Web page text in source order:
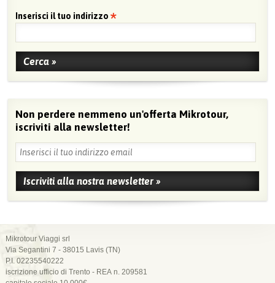
Inserisci il tuo indirizzo
Non perdere nemmeno un'offerta Mikrotour,
iscriviti alla newsletter!
Mikrotour Viaggi srl
Via Segantini 7 - 38015 Lavis (TN)
P.I. 02235540222
iscrizione ufficio di Trento - REA n. 209581